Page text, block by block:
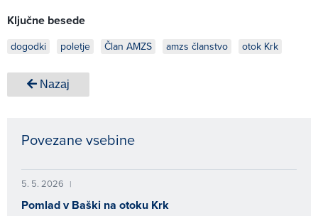
Ključne besede
dogodki poletje Član AMZS amzs članstvo otok Krk
Nazaj
Povezane vsebine
5. 5. 2026 |
Pomlad v Baški na otoku Krk